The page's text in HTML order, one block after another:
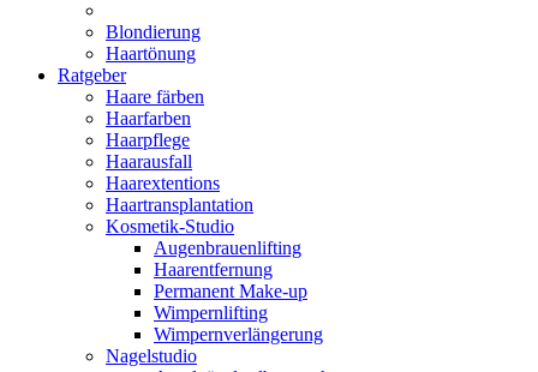
Blondierung
Haartönung
Ratgeber
Haare färben
Haarfarben
Haarpflege
Haarausfall
Haarextentions
Haartransplantation
Kosmetik-Studio
Augenbrauenlifting
Haarentfernung
Permanent Make-up
Wimpernlifting
Wimpernverlängerung
Nagelstudio